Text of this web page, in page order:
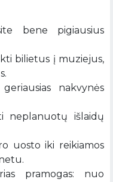
bene pigiausius
bilietus į muziejus,
nakvynės
neplanuotų išlaidų
uosto iki reikiamos
pramogas: nuo